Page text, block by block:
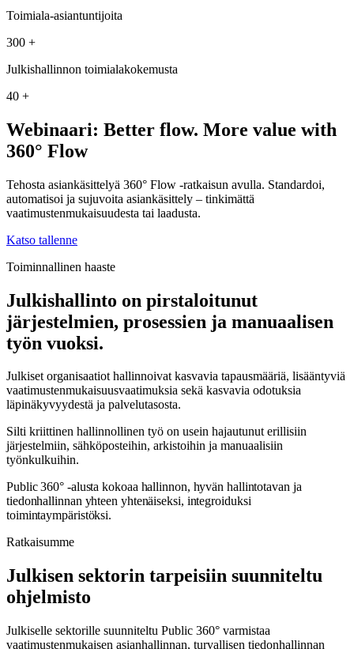
Toimiala-asiantuntijoita
300 +
Julkishallinnon toimialakokemusta
40 +
Webinaari: Better flow. More value with
360° Flow
Tehosta asiankäsittelyä 360° Flow -ratkaisun avulla. Standardoi,
automatisoi ja sujuvoita asiankäsittely – tinkimättä
vaatimustenmukaisuudesta tai laadusta.
Katso tallenne
Toiminnallinen haaste
Julkishallinto on pirstaloitunut
järjestelmien, prosessien ja manuaalisen
työn vuoksi.
Julkiset organisaatiot hallinnoivat kasvavia tapausmääriä, lisääntyviä
vaatimustenmukaisuusvaatimuksia sekä kasvavia odotuksia
läpinäkyvyydestä ja palvelutasosta.
Silti kriittinen hallinnollinen työ on usein hajautunut erillisiin
järjestelmiin, sähköposteihin, arkistoihin ja manuaalisiin
työnkulkuihin.
Public 360° -alusta kokoaa hallinnon, hyvän hallintotavan ja
tiedonhallinnan yhteen yhtenäiseksi, integroiduksi
toimintaympäristöksi.
Ratkaisumme
Julkisen sektorin tarpeisiin suunniteltu
ohjelmisto
Julkiselle sektorille suunniteltu Public 360° varmistaa
vaatimustenmukaisen asianhallinnan, turvallisen tiedonhallinnan